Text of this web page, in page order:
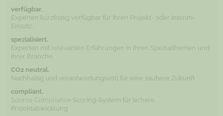
verfügbar.
Experten kurzfristig verfügbar für Ihren Projekt- oder Interim-
Einsatz.
spezialisiert.
Experten mit relevanten Erfahrungen in Ihren Spezialthemen und
Ihrer Branche.
CO2 neutral.
Nachhaltig und verantwortungsvoll für eine saubere Zukunft
compliant.
Soorce Compliance Scoring-System für sichere
Projektabwicklung